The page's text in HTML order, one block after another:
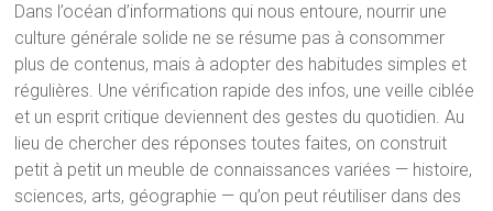
Dans l’océan d’informations qui nous entoure, nourrir une
culture générale solide ne se résume pas à consommer
plus de contenus, mais à adopter des habitudes simples et
régulières. Une vérification rapide des infos, une veille ciblée
et un esprit critique deviennent des gestes du quotidien. Au
lieu de chercher des réponses toutes faites, on construit
petit à petit un meuble de connaissances variées — histoire,
sciences, arts, géographie — qu’on peut réutiliser dans des